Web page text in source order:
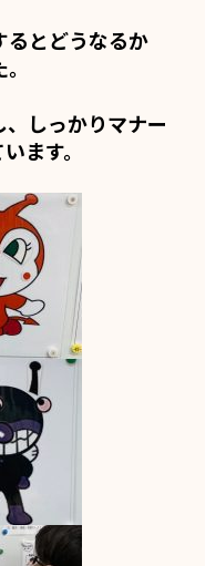
るとどうなるか
しっかりマナー
ます。